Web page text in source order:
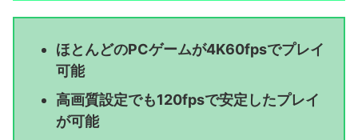
ほとんどのPCゲームが4K60fpsでプレイ
可能
高画質設定でも120fpsで安定したプレイ
が可能